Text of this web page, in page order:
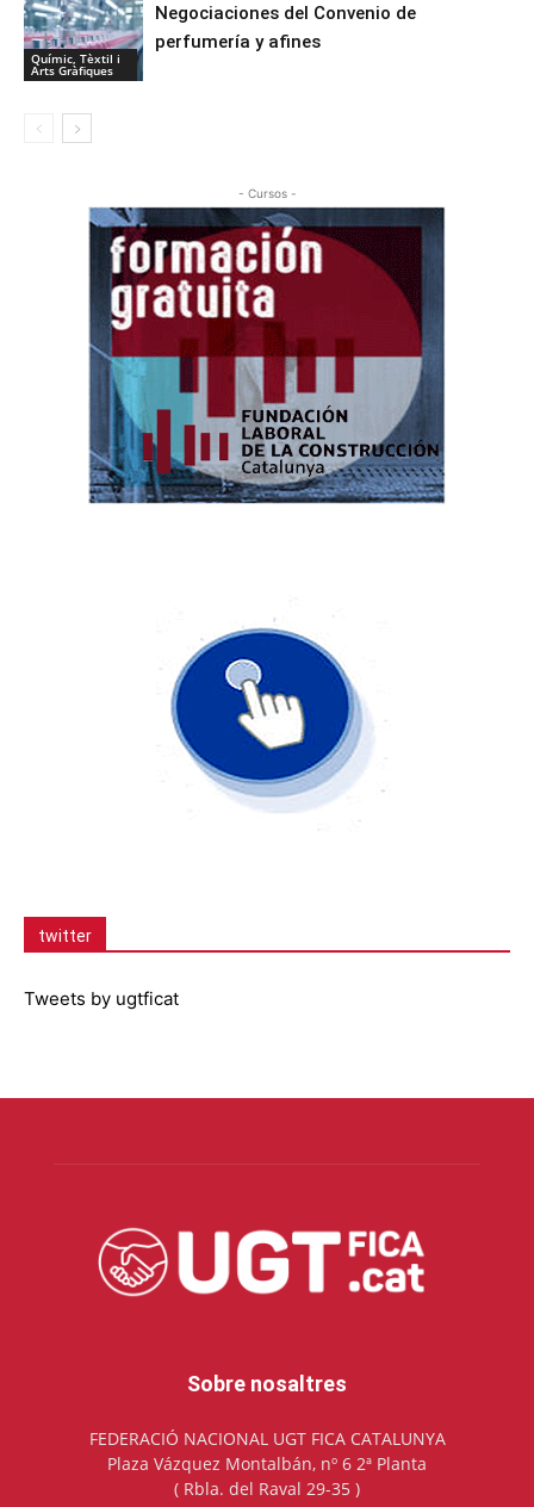
Químic, Tèxtil i
Arts Gràfiques
Negociaciones del Convenio de
perfumería y afines
- Cursos -
twitter
Tweets by ugtficat
Sobre nosaltres
FEDERACIÓ NACIONAL UGT FICA CATALUNYA
Plaza Vázquez Montalbán, nº 6 2ª Planta
( Rbla. del Raval 29-35 )